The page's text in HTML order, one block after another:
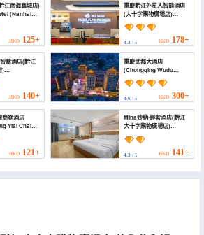
江南海鑫城店)
(Nanhai
HKD 125+
重慶黔江外星人智能酒店
(大十字購物廣場店)
(Chongqing Lijiang
Alien E-sports Hotel
(Grand Cross))
4.3/ 5 HKD 178+
慧酒店(黔江
)
HKD 140+
重慶武都大酒店
(Chongqing Wudu
Hotel)
4.6/ 5 HKD 300+
商務酒店
Yiai Chain
HKD 121+
Mina妙納·輕奢酒店(黔江
大十字購物廣場店)
(Chongqing Miaona
Theme Hotel)
4.3/ 5 HKD 141+